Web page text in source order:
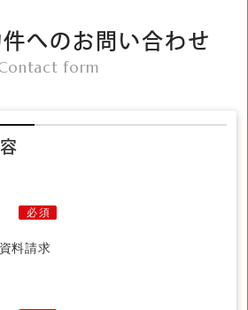
へのお問い合わせ
form
必須
資料請求